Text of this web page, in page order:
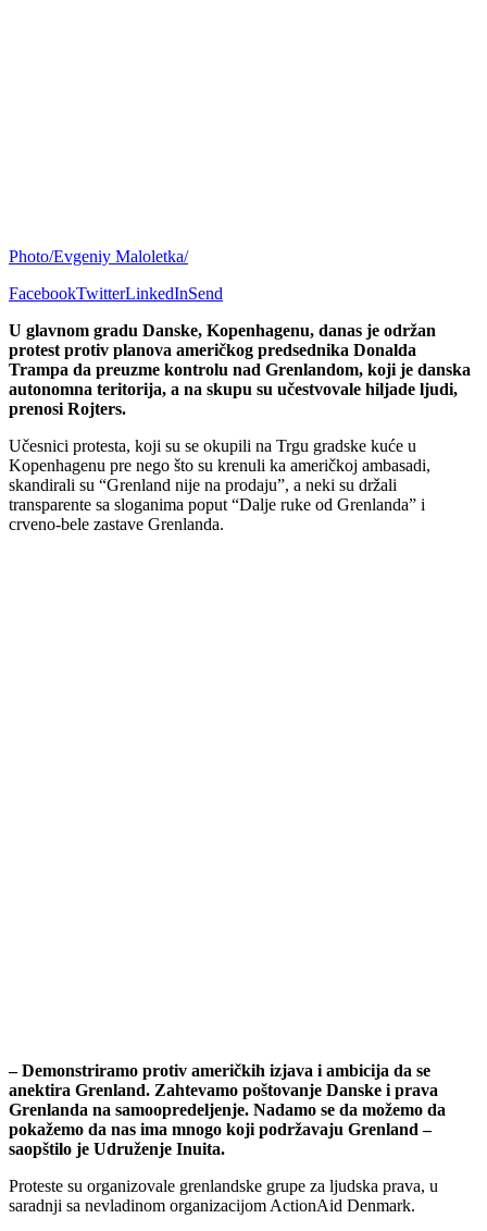
Photo/Evgeniy Maloletka/
FacebookTwitterLinkedInSend
U glavnom gradu Danske, Kopenhagenu, danas je održan
protest protiv planova američkog predsednika Donalda
Trampa da preuzme kontrolu nad Grenlandom, koji je danska
autonomna teritorija, a na skupu su učestvovale hiljade ljudi,
prenosi Rojters.
Učesnici protesta, koji su se okupili na Trgu gradske kuće u
Kopenhagenu pre nego što su krenuli ka američkoj ambasadi,
skandirali su “Grenland nije na prodaju”, a neki su držali
transparente sa sloganima poput “Dalje ruke od Grenlanda” i
crveno-bele zastave Grenlanda.
– Demonstriramo protiv američkih izjava i ambicija da se
anektira Grenland. Zahtevamo poštovanje Danske i prava
Grenlanda na samoopredeljenje. Nadamo se da možemo da
pokažemo da nas ima mnogo koji podržavaju Grenland –
saopštilo je Udruženje Inuita.
Proteste su organizovale grenlandske grupe za ljudska prava, u
saradnji sa nevladinom organizacijom ActionAid Denmark.